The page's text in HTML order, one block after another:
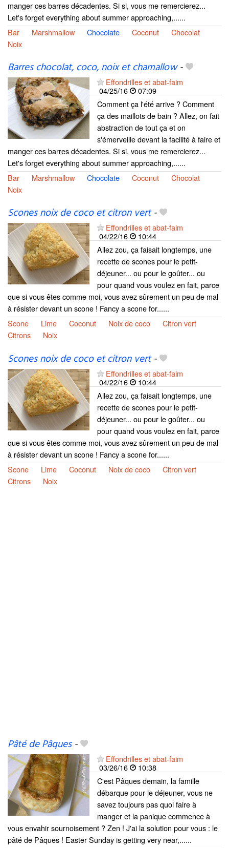
manger ces barres décadentes. Si si, vous me remercierez...
Let's forget everything about summer approaching,......
Bar
Marshmallow Chocolate Coconut
Chocolat
Noix
Barres chocolat, coco, noix et chamallow-
Effondrilles et abat-faim
04/25/16
07:09
Comment ça l'été arrive ? Comment
ça des maillots de bain ? Allez, on fait
abstraction de tout ça et on
s'émerveille devant la facilité à faire et
manger ces barres décadentes. Si si, vous me remercierez...
Let's forget everything about summer approaching,......
Bar
Marshmallow Chocolate Coconut
Chocolat
Noix
Scones noix de coco et citron vert-
Effondrilles et abat-faim
04/22/16
10:44
Allez zou, ça faisait longtemps, une
recette de scones pour le petit-
déjeuner... ou pour le goûter... ou
pour quand vous voulez en fait, parce
que si vous êtes comme moi, vous avez sûrement un peu de mal
à résister devant un scone ! Fancy a scone for......
Scone
Lime Coconut Noix de coco
Citron vert
Citrons
Noix
Scones noix de coco et citron vert-
Effondrilles et abat-faim
04/22/16
10:44
Allez zou, ça faisait longtemps, une
recette de scones pour le petit-
déjeuner... ou pour le goûter... ou
pour quand vous voulez en fait, parce
que si vous êtes comme moi, vous avez sûrement un peu de mal
à résister devant un scone ! Fancy a scone for......
Scone
Lime Coconut Noix de coco
Citron vert
Citrons
Noix
Pâté de Pâques-
Effondrilles et abat-faim
03/26/16
10:38
C'est Pâques demain, la famille
débarque pour le déjeuner, vous ne
savez toujours pas quoi faire à
manger et la panique commence à
vous envahir sournoisement ? Zen ! J'ai la solution pour vous : le
pâté de Pâques ! Easter Sunday is getting very near,......